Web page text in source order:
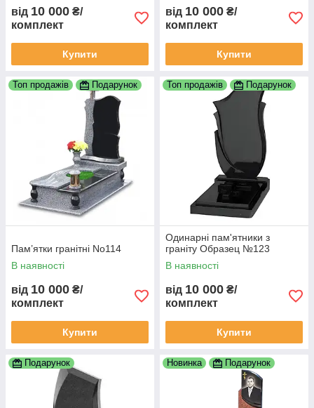
від 10 000 ₴/
комплект
Купити
від 10 000 ₴/
комплект
Купити
Топ продажів Подарунок
Пам’ятки гранітні No114
В наявності
від 10 000 ₴/
комплект
Купити
Топ продажів Подарунок
Одинарні пам'ятники з
граніту Образец №123
В наявності
від 10 000 ₴/
комплект
Купити
Подарунок Новинка Подарунок